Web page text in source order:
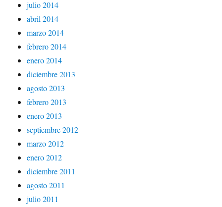
julio 2014
abril 2014
marzo 2014
febrero 2014
enero 2014
diciembre 2013
agosto 2013
febrero 2013
enero 2013
septiembre 2012
marzo 2012
enero 2012
diciembre 2011
agosto 2011
julio 2011